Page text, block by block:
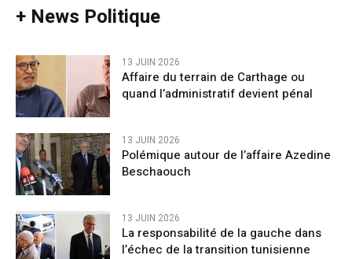
+ News Politique
13 JUIN 2026
Affaire du terrain de Carthage ou
quand l’administratif devient pénal
13 JUIN 2026
Polémique autour de l’affaire Azedine
Beschaouch
13 JUIN 2026
La responsabilité de la gauche dans
l’échec de la transition tunisienne